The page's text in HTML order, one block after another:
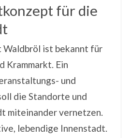
für die
ist bekannt für
Krammarkt. Ein
und
die Standorte und
miteinander vernetzen.
lebendige Innenstadt.